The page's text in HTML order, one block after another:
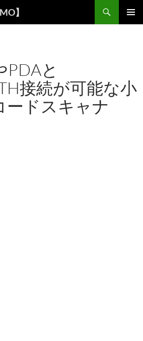
】
と
接続が可能な小
ードスキャナ